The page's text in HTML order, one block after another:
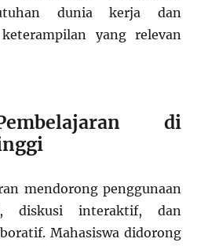
dunia kerja dan
yang relevan
di
mendorong penggunaan
diskusi interaktif, dan
Mahasiswa didorong